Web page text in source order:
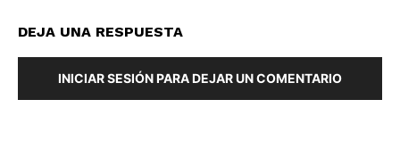
INICIAR SESIÓN PARA DEJAR UN COMENTARIO